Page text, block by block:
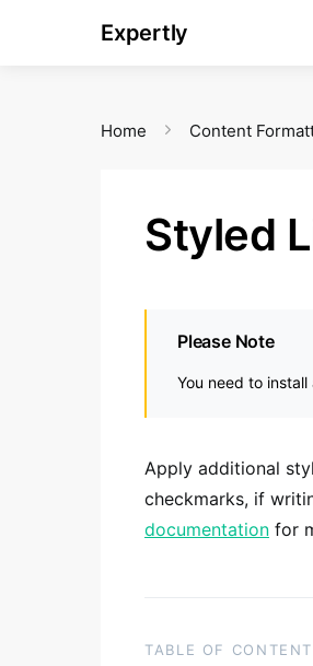
Expertly
Home Content
Styled
Please Note
You need to
Apply additional
checkmarks, if
documentation for
TABLE OF